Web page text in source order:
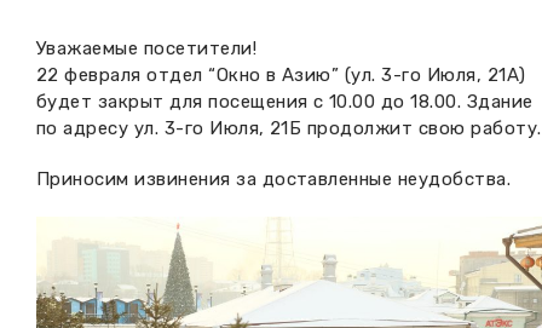
Вакансии музея
Независимая оценка
Проекты и программы
Научные издания
Ледокол Ангара
Музей В.Г. Распутина
КПЦ им. свт. Иннокентия (Вениаминова)
Научно-фондовый отдел
Мемориальный дом А.М. Тюрюмина
Музеи региона
Повышение квалификации
Отчетность
Профессиональные мероприятия
Уважаемые посетители!
22 февраля отдел “Окно в Азию” (ул. 3-го Июля, 21А)
будет закрыт для посещения с 10.00 до 18.00. Здание
по адресу ул. 3-го Июля, 21Б продолжит свою работу.
Приносим извинения за доставленные неудобства.